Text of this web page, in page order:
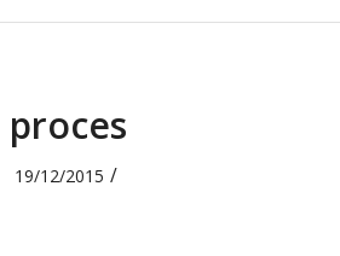
proces
19/12/2015 /